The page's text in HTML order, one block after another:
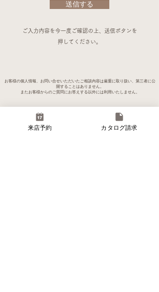
送信する
​ご入力内容を今一度ご確認の上、送信ボタンを
押してください。
お客様の個人情報、お問い合せいただいたご相談内容は厳重に取り扱い、第三者に公
開することはありません。
またお客様からのご質問にお答えする以外には利用いたしません。
来店予約 カタログ請求